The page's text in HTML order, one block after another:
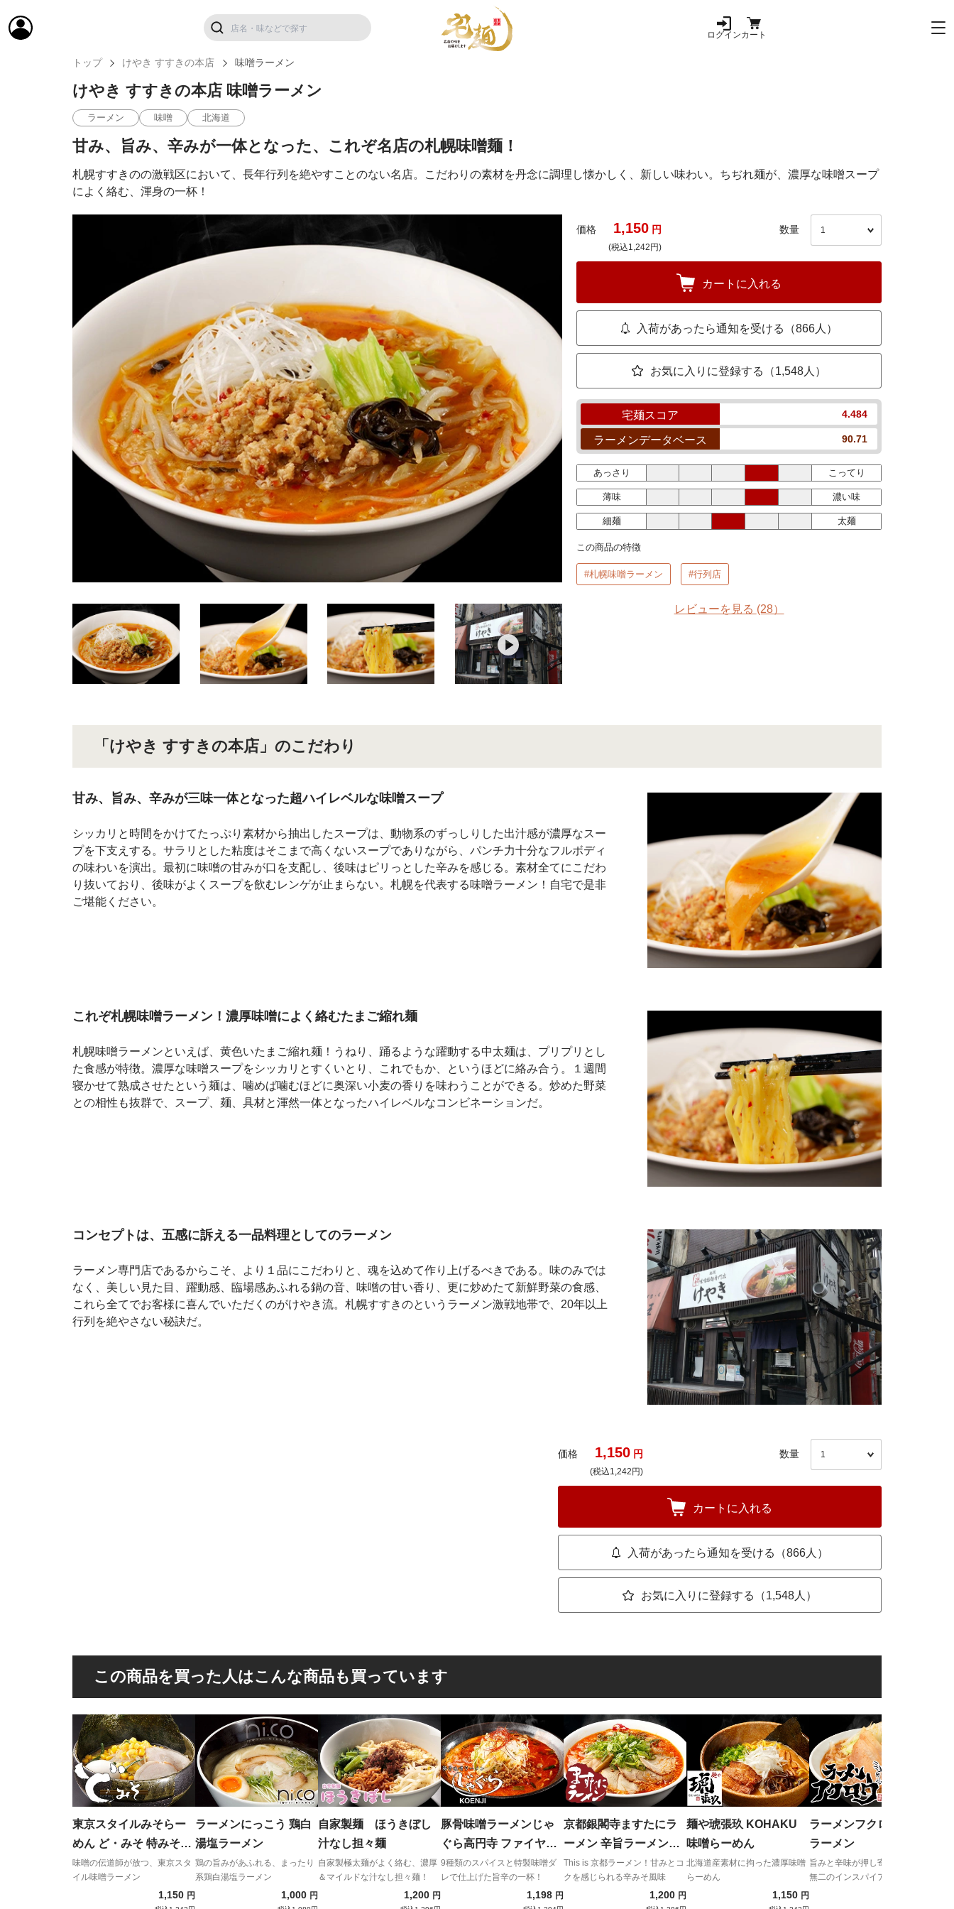
ログインカート
トップ けやき すすきの本店 味噌ラーメン
けやき すすきの本店 味噌ラーメン
ラーメン 味噌 北海道
甘み、旨み、辛みが一体となった、これぞ名店の札幌味噌麺！
札幌すすきのの激戦区において、長年行列を絶やすことのない名店。こだわりの素材を丹念に調理し懐かしく、新しい味わい。ちぢれ麺が、濃厚な味噌スープ
によく絡む、渾身の一杯！
価格 1,150 円
(税込1,242円)
数量
カートに入れる
入荷があったら通知を受ける（866人）
お気に入りに登録する（1,548人）
宅麺スコア 4.484
ラーメンデータベース 90.71
あっさり こってり
薄味 濃い味
細麺 太麺
この商品の特徴
#札幌味噌ラーメン #行列店
レビューを見る (28）
「けやき すすきの本店」のこだわり
甘み、旨み、辛みが三味一体となった超ハイレベルな味噌スープ
シッカリと時間をかけてたっぷり素材から抽出したスープは、動物系のずっしりした出汁感が濃厚なスー
プを下支えする。サラリとした粘度はそこまで高くないスープでありながら、パンチ力十分なフルボディ
の味わいを演出。最初に味噌の甘みが口を支配し、後味はピリっとした辛みを感じる。素材全てにこだわ
り抜いており、後味がよくスープを飲むレンゲが止まらない。札幌を代表する味噌ラーメン！自宅で是非
ご堪能ください。
これぞ札幌味噌ラーメン！濃厚味噌によく絡むたまご縮れ麺
札幌味噌ラーメンといえば、黄色いたまご縮れ麺！うねり、踊るような躍動する中太麺は、プリプリとし
た食感が特徴。濃厚な味噌スープをシッカリとすくいとり、これでもか、というほどに絡み合う。１週間
寝かせて熟成させたという麺は、噛めば噛むほどに奥深い小麦の香りを味わうことができる。炒めた野菜
との相性も抜群で、スープ、麺、具材と渾然一体となったハイレベルなコンビネーションだ。
コンセプトは、五感に訴える一品料理としてのラーメン
ラーメン専門店であるからこそ、より１品にこだわりと、魂を込めて作り上げるべきである。味のみでは
なく、美しい見た目、躍動感、臨場感あふれる鍋の音、味噌の甘い香り、更に炒めたて新鮮野菜の食感、
これら全てでお客様に喜んでいただくのがけやき流。札幌すすきのというラーメン激戦地帯で、20年以上
行列を絶やさない秘訣だ。
価格 1,150 円
(税込1,242円)
数量
カートに入れる
入荷があったら通知を受ける（866人）
お気に入りに登録する（1,548人）
この商品を買った人はこんな商品も買っています
東京スタイルみそらー
めん ど・みそ 特みそこ
ってり
味噌の伝道師が放つ、東京スタ
イル味噌ラーメン
1,150 円
ラーメンにっこう 鶏白
湯塩ラーメン
鶏の旨みがあふれる、まったり
系鶏白湯塩ラーメン
1,000 円
自家製麺 ほうきぼし
汁なし担々麺
自家製極太麺がよく絡む、濃厚
＆マイルドな汁なし担々麺！
1,200 円
豚骨味噌ラーメンじゃ
ぐら高円寺 ファイヤー
ジャグラ
9種類のスパイスと特製味噌ダ
レで仕上げた旨辛の一杯！
1,198 円
京都銀閣寺ますたにラ
ーメン 辛旨ラーメンみ
そ風味 (大盛り・チャー
シュー5枚)
This is 京都ラーメン！甘みとコ
クを感じられる辛みそ風味
1,200 円
麺や琥張玖 KOHAKU
味噌らーめん
北海道産素材に拘った濃厚味噌
らーめん
1,150 円
ラーメンフクロウ 味噌
ラーメン
旨みと辛味が押し寄せる！唯一
無二のインスパイア味噌！